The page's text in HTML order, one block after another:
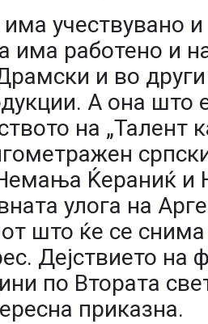
има учествувано
има работено и
и во
А она што
на „Талент
Ќераниќ и
улога на
што ќе се
Дејствието на
по Втората
приказна.